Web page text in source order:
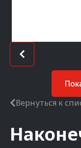
Вернуться к